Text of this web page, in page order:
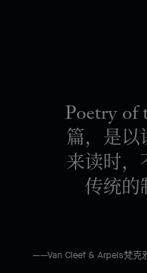
Poetry of
篇，是以
来读时，
传统的
——Van Cleef & Arpels梵克